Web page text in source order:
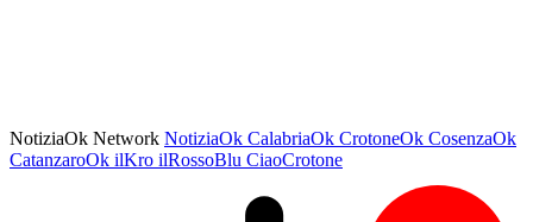
NotiziaOk Network NotiziaOk CalabriaOk CrotoneOk CosenzaOk
CatanzaroOk ilKro ilRossoBlu CiaoCrotone